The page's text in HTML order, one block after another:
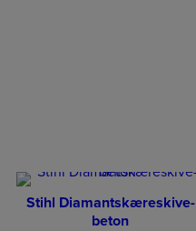
Stihl Diamantskæreskive-
beton